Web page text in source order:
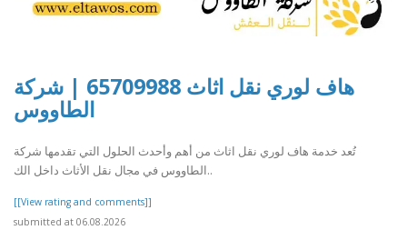
هاف لوري نقل اثاث 65709988 | شركة
الطاووس
تُعد خدمة هاف لوري نقل اثاث من أهم وأحدث الحلول التي تقدمها شركة
الطاووس في مجال نقل الأثاث داخل الك..
[[View rating and comments]]
submitted at 06.08.2026